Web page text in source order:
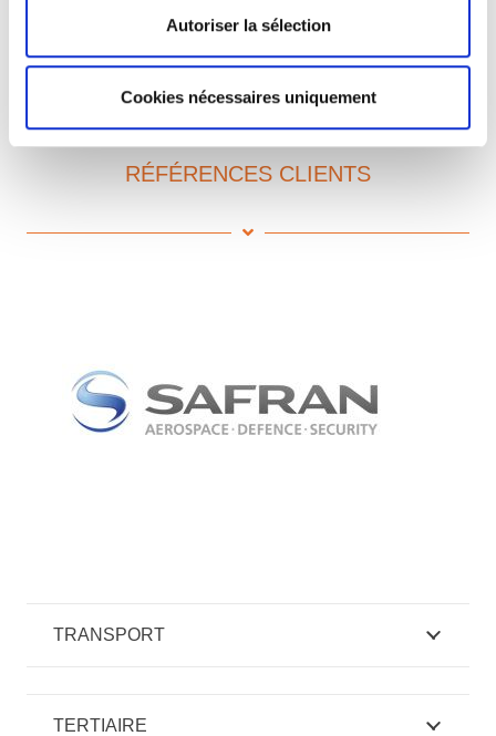
Autoriser la sélection
Cookies nécessaires uniquement
RÉFÉRENCES CLIENTS
TRANSPORT
TERTIAIRE